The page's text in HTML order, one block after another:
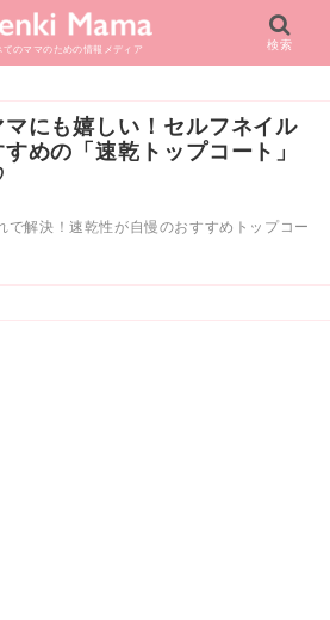
てのママのための情報メディア 検索
にも嬉しい！セルフネイル
めの「速乾トップコート」
で解決！速乾性が自慢のおすすめトップコー